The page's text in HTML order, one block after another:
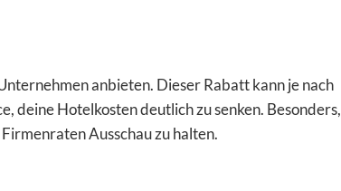
anbieten. Dieser Rabatt kann je nach
deine Hotelkosten deutlich zu senken. Besonders,
Ausschau zu halten.